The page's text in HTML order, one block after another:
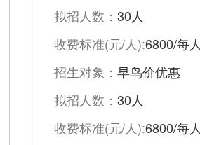
拟招人数：30人
收费标准(元/人):6800/每人
招生对象：早鸟价优惠
拟招人数：30人
收费标准(元/人):6800/每人